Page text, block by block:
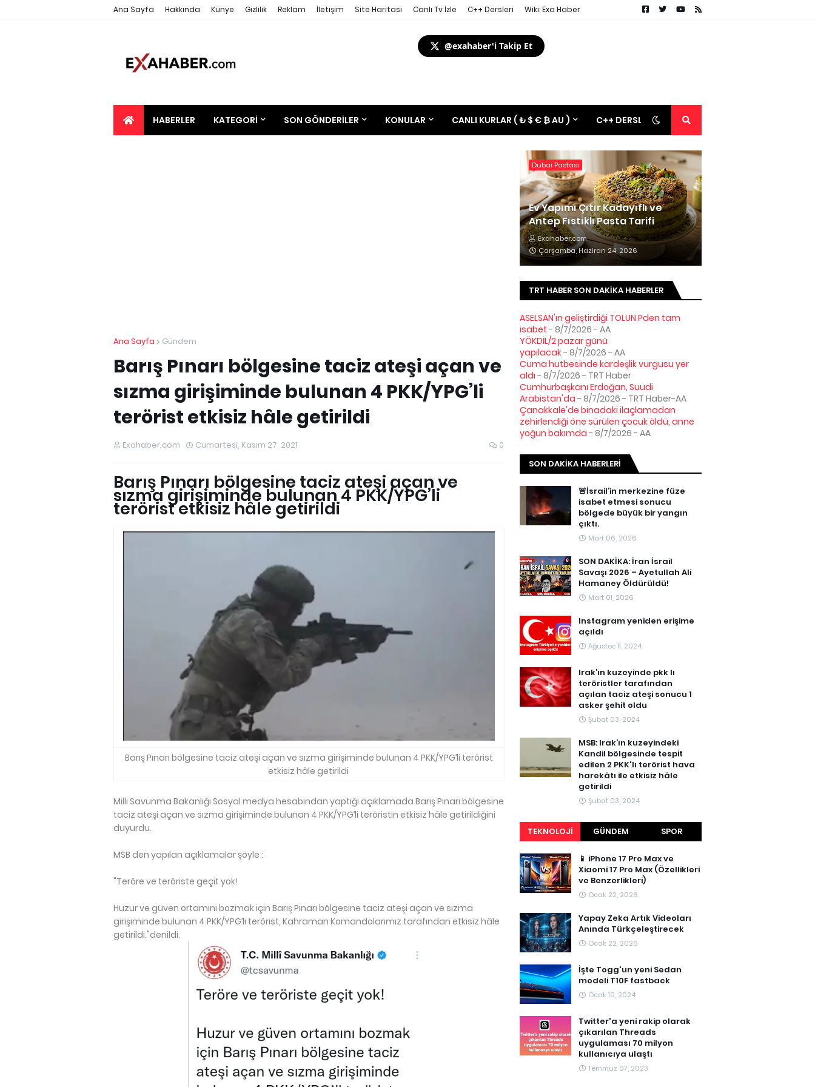
Ana Sayfa Hakkında Künye Gizlilik Reklam İletişim Site Haritası Canlı Tv İzle C++ Dersleri Wiki: Exa Haber
@exahaber'i Takip Et
HABERLER KATEGORI SON GÖNDERILER KONULAR CANLI KURLAR ( ₺ $ € ₿ AU ) C++ DERSLERİ
Ana Sayfa Gündem
Barış Pınarı bölgesine taciz ateşi açan ve
sızma girişiminde bulunan 4 PKK/YPG’li
terörist etkisiz hâle getirildi
Exahaber.com Cumartesi, Kasım 27, 2021 0
Barış Pınarı bölgesine taciz ateşi açan ve
sızma girişiminde bulunan 4 PKK/YPG’li
terörist etkisiz hâle getirildi
Barış Pınarı bölgesine taciz ateşi açan ve sızma girişiminde bulunan 4 PKK/YPG’li terörist
etkisiz hâle getirildi
Milli Savunma Bakanlığı Sosyal medya hesabından yaptığı açıklamada Barış Pınarı bölgesine
taciz ateşi açan ve sızma girişiminde bulunan 4 PKK/YPG’li teröristin etkisiz hâle getirildiğini
duyurdu.
MSB den yapılan açıklamalar şöyle :
"Teröre ve teröriste geçit yok!
Huzur ve güven ortamını bozmak için Barış Pınarı bölgesine taciz ateşi açan ve sızma
girişiminde bulunan 4 PKK/YPG’li terörist, Kahraman Komandolarımız tarafından etkisiz hâle
getirildi."denildi.
Dubai Pastası
Ev Yapımı Çıtır Kadayıflı ve
Antep Fıstıklı Pasta Tarifi
Exahaber.com
Çarşamba, Haziran 24, 2026
TRT HABER SON DAKIKA HABERLER
ASELSAN'ın geliştirdiği TOLUN Pden tam
isabet - 8/7/2026 - AA
YÖKDİL/2 pazar günü
yapılacak- 8/7/2026 - AA
Cuma hutbesinde kardeşlik vurgusu yer
aldı - 8/7/2026 - TRT Haber
Cumhurbaşkanı Erdoğan, Suudi
Arabistan'da - 8/7/2026 - TRT Haber-AA
Çanakkale'de binadaki ilaçlamadan
zehirlendiği öne sürülen çocuk öldü, anne
yoğun bakımda - 8/7/2026 - AA
SON DAKIKA HABERLERI
🚨İsrail’in merkezine füze
isabet etmesi sonucu
bölgede büyük bir yangın
çıktı.
Mart 06, 2026
SON DAKİKA: İran İsrail
Savaşı 2026 – Ayetullah Ali
Hamaney Öldürüldü!
Mart 01, 2026
Instagram yeniden erişime
açıldı
Ağustos 11, 2024
Irak’ın kuzeyinde pkk lı
teröristler tarafından
açılan taciz ateşi sonucu 1
asker şehit oldu
Şubat 03, 2024
MSB: Irak’ın kuzeyindeki
Kandil bölgesinde tespit
edilen 2 PKK'lı terörist hava
harekâtı ile etkisiz hâle
getirildi
Şubat 03, 2024
TEKNOLOJI GÜNDEM SPOR
📱 iPhone 17 Pro Max ve
Xiaomi 17 Pro Max (Özellikleri
ve Benzerlikleri)
Ocak 22, 2026
Yapay Zeka Artık Videoları
Anında Türkçeleştirecek
Ocak 22, 2026
İşte Togg'un yeni Sedan
modeli T10F fastback
Ocak 10, 2024
Twitter'a yeni rakip olarak
çıkarılan Threads
uygulaması 70 milyon
kullanıcıya ulaştı
Temmuz 07, 2023